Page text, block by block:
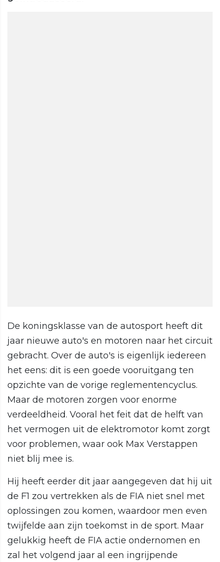
De koningsklasse van de autosport heeft dit
jaar nieuwe auto's en motoren naar het circuit
gebracht. Over de auto's is eigenlijk iedereen
het eens: dit is een goede vooruitgang ten
opzichte van de vorige reglementencyclus.
Maar de motoren zorgen voor enorme
verdeeldheid. Vooral het feit dat de helft van
het vermogen uit de elektromotor komt zorgt
voor problemen, waar ook Max Verstappen
niet blij mee is.
Hij heeft eerder dit jaar aangegeven dat hij uit
de F1 zou vertrekken als de FIA niet snel met
oplossingen zou komen, waardoor men even
twijfelde aan zijn toekomst in de sport. Maar
gelukkig heeft de FIA actie ondernomen en
zal het volgend jaar al een ingrijpende